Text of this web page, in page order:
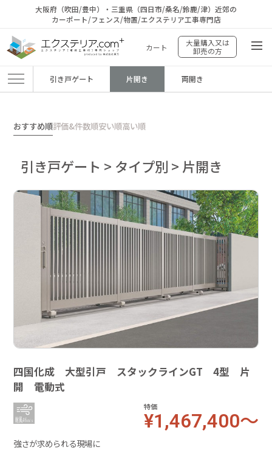
大阪府（吹田/豊中）・三重県（四日市/桑名/鈴鹿/津）近郊の
カーポート/フェンス/物置/エクステリア工事専門店
カート
大量購入又は
卸売の方
引き戸ゲート 片開き 両開き
おすすめ順評価&件数順安い順高い順
引き戸ゲート > タイプ別 > 片開き
四国化成 大型引戸 スタックラインGT 4型 片
開 電動式
特価
¥1,467,400～
強さが求められる現場に